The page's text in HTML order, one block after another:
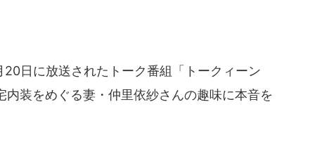
日に放送されたトーク番組「トークィーン
装をめぐる妻・仲里依紗さんの趣味に本音を